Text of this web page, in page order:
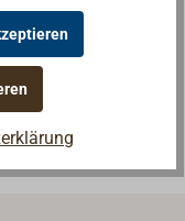
und geben die